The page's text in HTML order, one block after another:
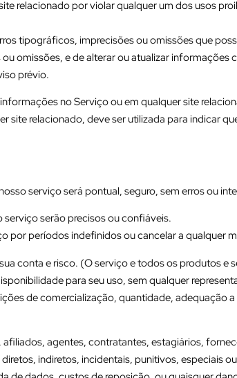
relacionado por violar qualquer um dos usos
tipográficos, imprecisões ou omissões que
omissões, e de alterar ou atualizar
prévio.
no Serviço ou em qualquer site
site relacionado, deve ser utilizada para indicar
serviço será pontual, seguro, sem erros ou
serão precisos ou confiáveis.
períodos indefinidos ou cancelar a qualquer
conta e risco. (O serviço e todos os produtos e
para seu uso, sem qualquer
de comercialização, quantidade, adequação
agentes, contratantes, estagiários,
indiretos, incidentais, punitivos, especiais